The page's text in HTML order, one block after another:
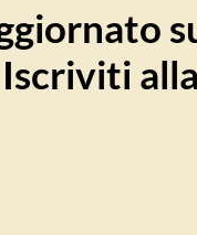
Iscriviti